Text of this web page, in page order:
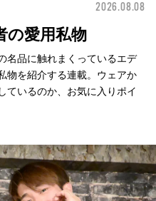
2026.08.08
の愛用私物
名品に触れまくっているエデ
物を紹介する連載。ウェアか
ているのか、お気に入りポイ